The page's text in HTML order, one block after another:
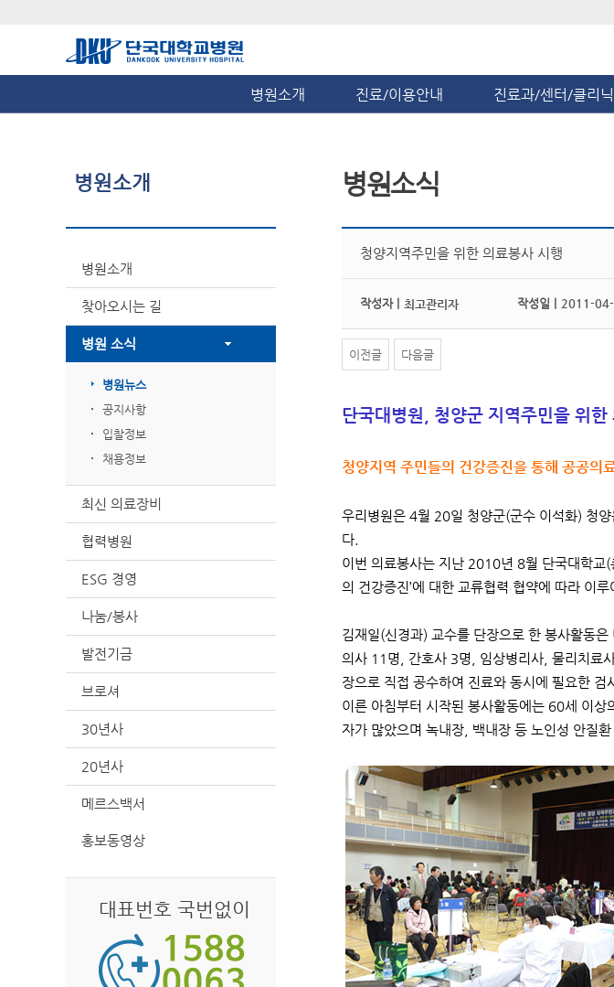
병원소개 진료/이용안내 진료과/센터/클리닉
병원소개
병원소개
찾아오시는 길
병원 소식
병원뉴스
공지사항
입찰정보
채용정보
최신 의료장비
협력병원
ESG 경영
나눔/봉사
발전기금
브로셔
30년사
20년사
메르스백서
홍보동영상
대표번호 국번없이
병원소식
청양지역주민을 위한 의료봉사 시행
작성자 | 최고관리자 작성일 | 2011-
이전글 다음글
단국대병원, 청양군 지역주민을 위한
청양지역 주민들의 건강증진을 통해 공공의
우리병원은 4월 20일 청양군(군수 이석화) 청
다.
이번 의료봉사는 지난 2010년 8월 단국대학교(
의 건강증진’에 대한 교류협력 협약에 따라 이루
김재일(신경과) 교수를 단장으로 한 봉사활동
의사 11명, 간호사 3명, 임상병리사, 물리치료
장으로 직접 공수하여 진료와 동시에 필요한
이른 아침부터 시작된 봉사활동에는 60세 이
자가 많았으며 녹내장, 백내장 등 노인성 안질